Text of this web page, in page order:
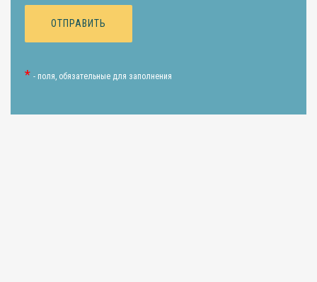
* - поля, обязательные для заполнения